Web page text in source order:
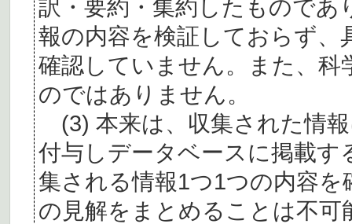
訳・要約・集約したものであ
報の内容を検証しておらず、
確認していません。また、
のではありません。
(3) 本来は、収集された情
付与しデータベースに掲載
集される情報1つ1つの内容
の見解をまとめることは不